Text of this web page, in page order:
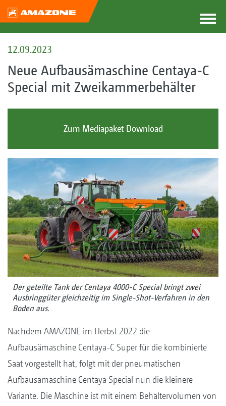
12.09.2023
Neue Aufbausämaschine Centaya-C
Special mit Zweikammerbehälter
Zum Mediapaket Download
Der geteilte Tank der Centaya 4000-C Special bringt zwei
Ausbringgüter gleichzeitig im Single-Shot-Verfahren in den
Boden aus.
Nachdem AMAZONE im Herbst 2022 die
Aufbausämaschine Centaya-C Super für die kombinierte
Saat vorgestellt hat, folgt mit der pneumatischen
Aufbausämaschine Centaya Special nun die kleinere
Variante. Die Maschine ist mit einem Behältervolumen von